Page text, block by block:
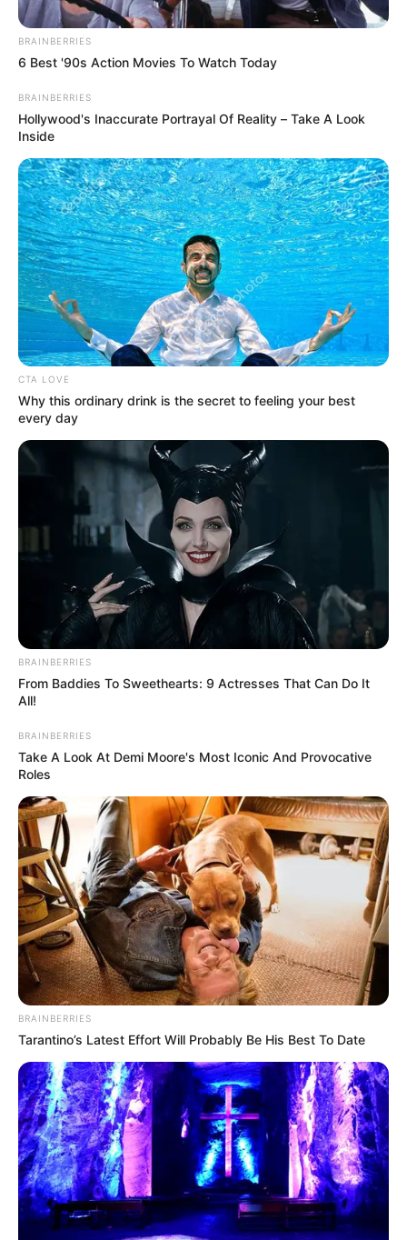
Ojo con el trancón en Bogotá:
caravanas de la Virgen del Carmen
afectan tres vías clave
LA CALERA,
CUNDINAMARCA
Cierre total en vía a La
Calera: camión de helado
terminó de lado y pone a
conductores a chupar
trancón
CAÍDA DE ÁRBOLES
Se cayó un árbol en plena
vía a La Calera y armó
tremendo trancón
CICLISTA EN BOGOTÁ
Ciclistas subirán sin miedo
a Patios: Distrito refuerza
seguridad contra robos
Fin del bloqueo en la vía
conductores ya pueden
rodar tranquilos
LA CALERA,
CUNDINAMARCA
Bloqueo total en la vía a La
Calera: estas son las rutas
alternas y los únicos
vehículos que pueden
pasar
MOVILIDAD DE BOGOTÁ
🔴 EN VIVO | Movilidad en
Bogotá y Cundinamarca, 9
de abril de 2026: hinchas
de Santa Fe frenan la NQS
AUTOPISTA NORTE
BRAINBERRIES
6 Best '90s Action Movies To Watch Today
BRAINBERRIES
Hollywood's Inaccurate Portrayal Of Reality – Take A Look
Inside
CTA LOVE
Why this ordinary drink is the secret to feeling your best
every day
BRAINBERRIES
From Baddies To Sweethearts: 9 Actresses That Can Do It
All!
BRAINBERRIES
Take A Look At Demi Moore's Most Iconic And Provocative
Roles
BRAINBERRIES
Tarantino’s Latest Effort Will Probably Be His Best To Date